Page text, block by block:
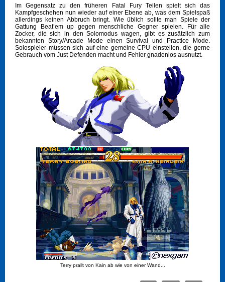
Im Gegensatz zu den früheren Fatal Fury Teilen spielt sich das
Kampfgeschehen nun wieder auf einer Ebene ab, was dem Spielspaß
allerdings keinen Abbruch bringt. Wie üblich sollte man Spiele der
Gattung Beat’em up gegen menschliche Gegner spielen. Für alle
Zocker, die sich in den Solomodus wagen, gibt es zusätzlich zum
bekannten Story/Arcade Mode einen Survival und Practice Mode.
Solospieler müssen sich auf eine gemeine CPU einstellen, die gerne
Gebrauch vom Just Defenden macht und Fehler gnadenlos ausnutzt.
Terry prallt von Kain ab wie von einer Wand...